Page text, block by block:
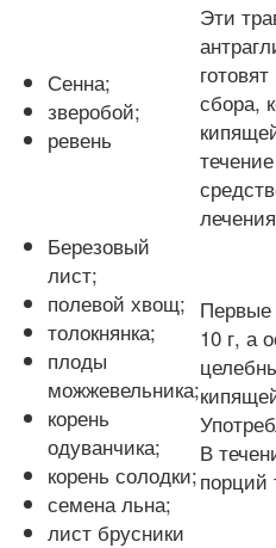
Сенна;
зверобой;
ревень
Эти
сбора,
Березовый
лист;
полевой хвощ;
толокнянка;
плоды
можжевельника;
корень
одуванчика;
корень солодки;
семена льна;
лист брусники
Первые
10 г, а
В
порций